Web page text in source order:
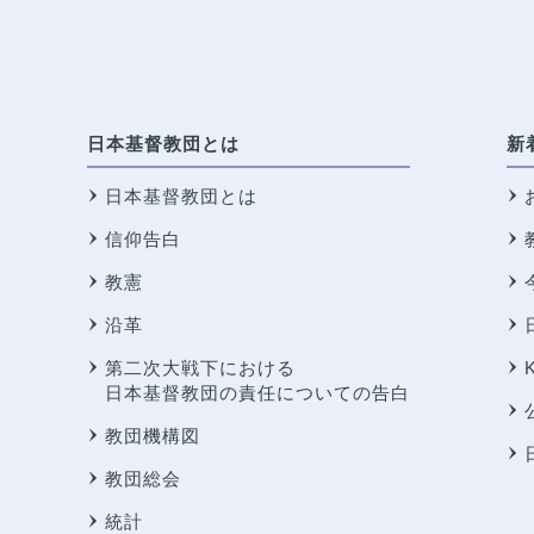
日本基督教団とは
日本基督教団とは
信仰告白
教憲
沿革
第二次大戦下における
日本基督教団の責任についての告白
教団機構図
教団総会
統計
新